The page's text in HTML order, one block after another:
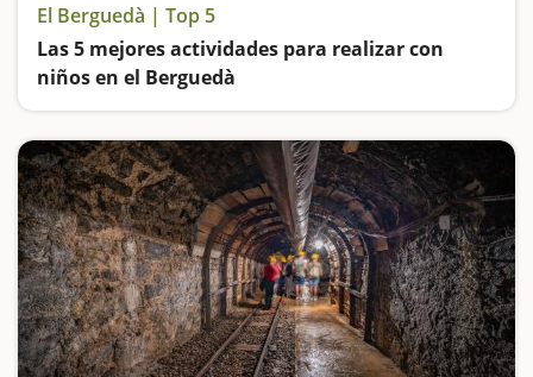
El Berguedà | Top 5
Las 5 mejores actividades para realizar con
niños en el Berguedà